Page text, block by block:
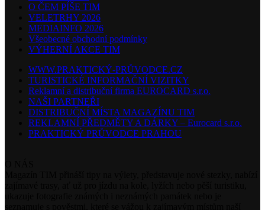
O ČEM PÍŠE TIM
VELETRHY 2026
MEDIAINFO 2026
Všeobecné obchodní podmínky
VÝHERNÍ AKCE TIM
WWW.PRAKTICKÝ-PRŮVODCE.CZ
TURISTICKÉ INFORMAČNÍ VIZITKY
Reklamní a distribuční firma EUROCARD s.r.o.
NAŠI PARTNEŘI
DISTRIBUČNÍ MÍSTA MAGAZÍNU TIM
REKLAMNÍ PŘEDMĚTY A DÁRKY – Eurocard s.r.o.
PRAKTICKÝ PRŮVODCE PRAHOU